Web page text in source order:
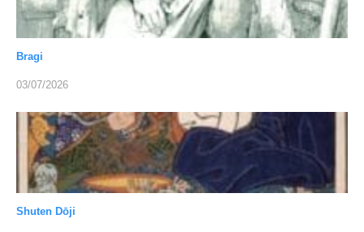
Bragi
03/07/2026
Shuten Dōji